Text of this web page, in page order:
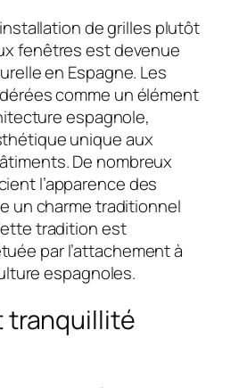
de grilles plutôt
fenêtres est devenue
en Espagne. Les
comme un élément
espagnole,
unique aux
De nombreux
l’apparence des
un charme traditionnel
tradition est
par l’attachement à
espagnoles.
tranquillité